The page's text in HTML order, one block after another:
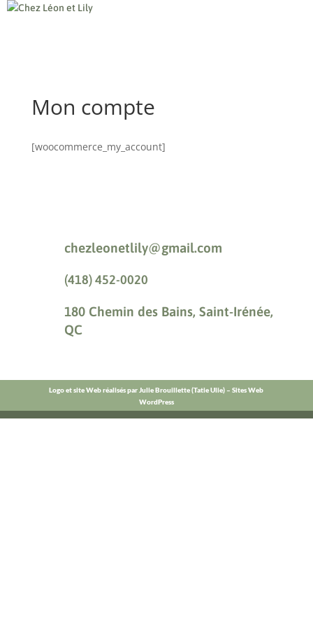
Mon compte
[woocommerce_my_account]
chezleonetlily@gmail.com
(418) 452-0020
180 Chemin des Bains, Saint-Irénée,
QC
Logo et site Web réalisés par Julie Brouillette (Tatie Ulie) – Sites Web
WordPress